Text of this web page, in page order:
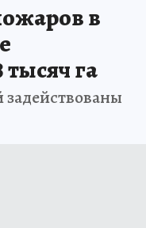
в
тысяч га